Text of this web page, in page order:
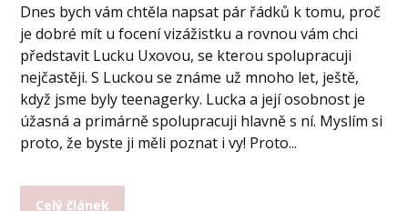
Dnes bych vám chtěla napsat pár řádků k tomu, proč
je dobré mít u focení vizážistku a rovnou vám chci
představit Lucku Uxovou, se kterou spolupracuji
nejčastěji. S Luckou se známe už mnoho let, ještě,
když jsme byly teenagerky. Lucka a její osobnost je
úžasná a primárně spolupracuji hlavně s ní. Myslím si
proto, že byste ji měli poznat i vy! Proto...
Celý článek